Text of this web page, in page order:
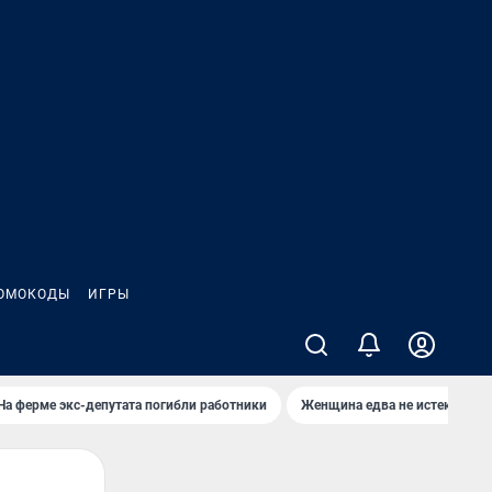
ИГРЫ
ферме экс-депутата погибли работники Женщина едва не истекла